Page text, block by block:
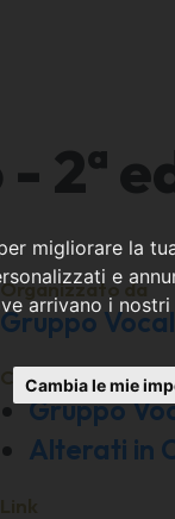
migliorare la
e
arrivano i
Cambia le mie
2ª
Organizzato da
Gruppo
Con la
Gruppo
Alterati in